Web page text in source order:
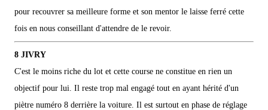
pour recouvrer sa meilleure forme et son mentor le laisse ferré cette
fois en nous conseillant d'attendre de le revoir.
8 JIVRY
C'est le moins riche du lot et cette course ne constitue en rien un
objectif pour lui. Il reste trop mal engagé tout en ayant hérité d'un
piètre numéro 8 derrière la voiture. Il est surtout en phase de réglage